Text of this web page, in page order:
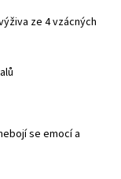
ze 4 vzácných
se emocí a